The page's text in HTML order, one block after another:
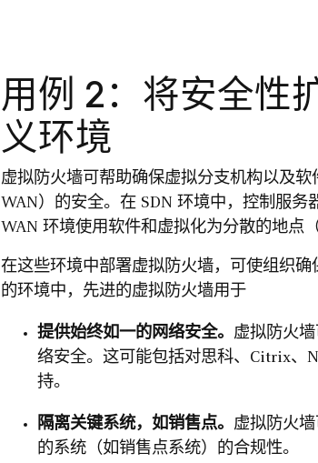
用例 2：将安全性
义环境
虚拟防火墙可帮助确保虚拟分支机构以及
WAN）的安全。在 SDN 环境中，控制服
WAN 环境使用软件和虚拟化为分散的地点
在这些环境中部署虚拟防火墙，可使组织
的环境中，先进的虚拟防火墙用于
提供始终如一的网络安全。
虚拟防火
络安全。这可能包括对思科、Citrix、
持。
隔离关键系统，如销售点。
虚拟防火
的系统（如销售点系统）的合规性。